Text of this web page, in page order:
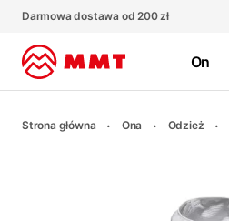
Darmowa dostawa od 200 zł
On
Strona główna Ona Odzież